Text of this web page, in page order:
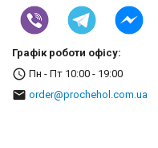
Графік роботи офісу:
Пн - Пт 10:00 - 19:00
order@prochehol.com.ua